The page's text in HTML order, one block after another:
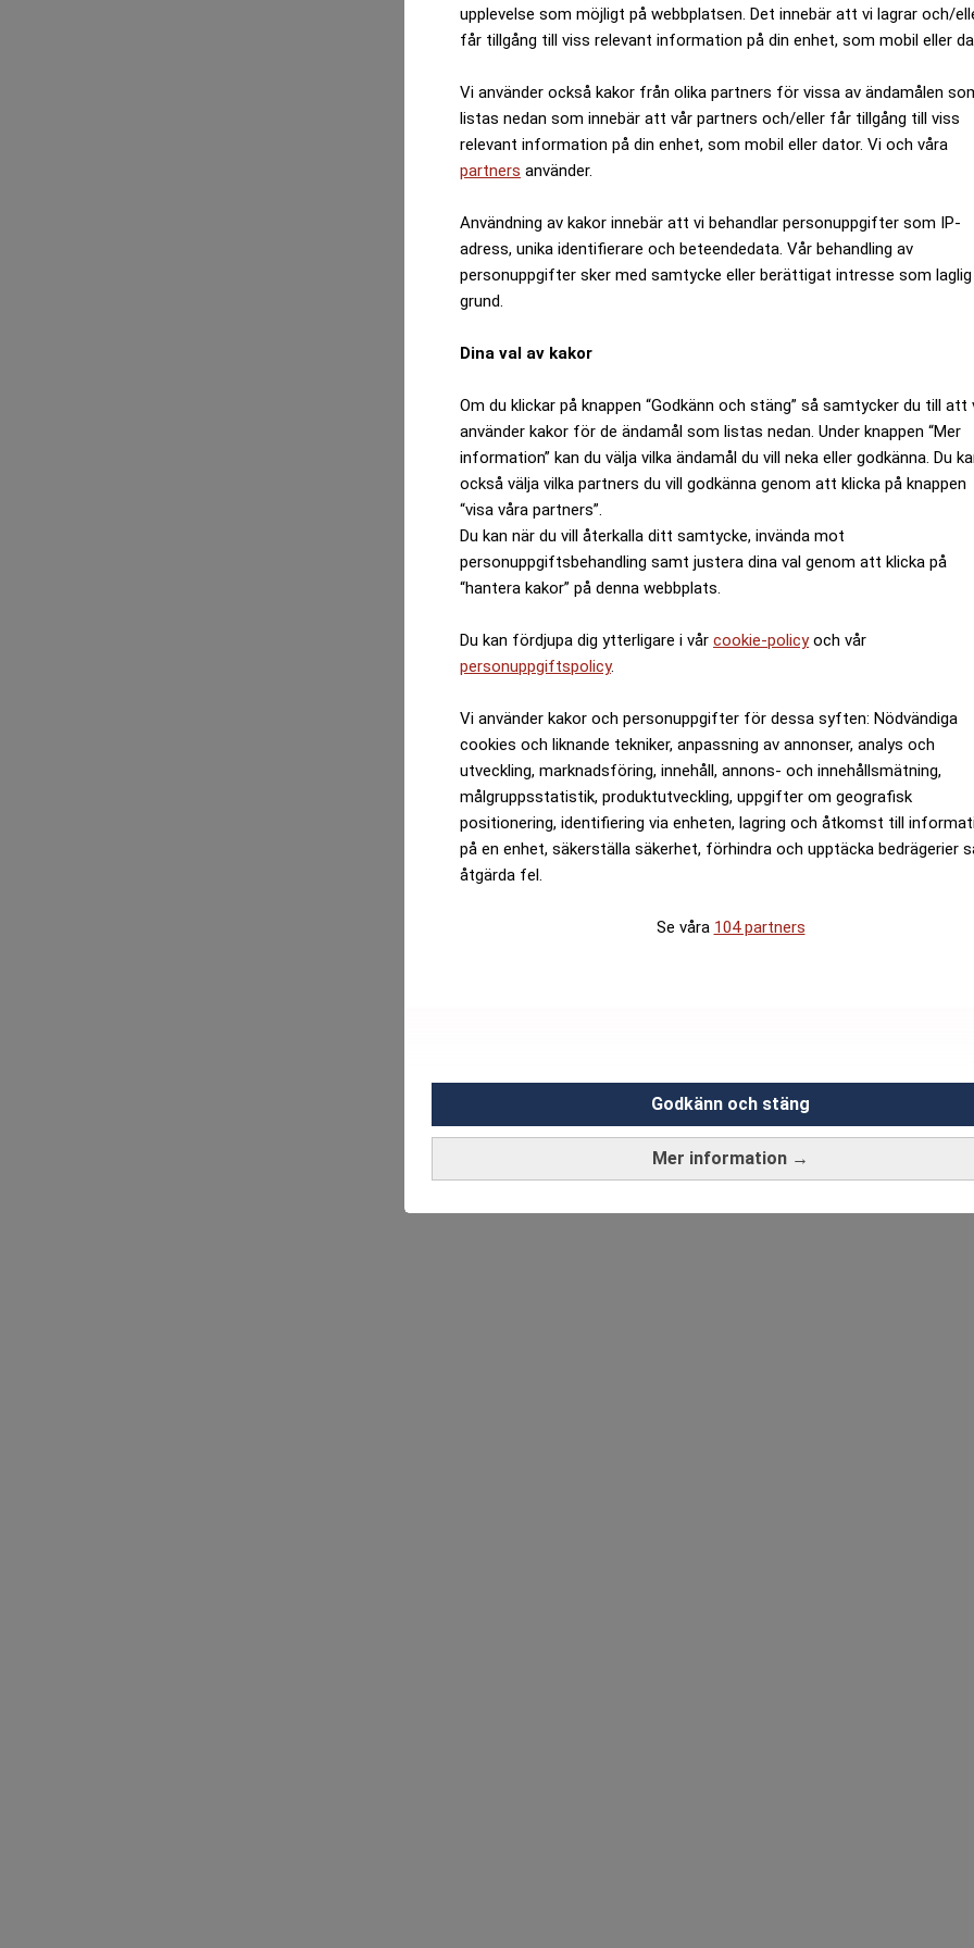
upplevelse som möjligt på webbplatsen. Det innebär att vi lagrar och/
får tillgång till viss relevant information på din enhet, som mobil eller
Vi använder också kakor från olika partners för vissa av ändamålen
listas nedan som innebär att vår partners och/eller får tillgång till viss
relevant information på din enhet, som mobil eller dator. Vi och våra
partners använder.
Användning av kakor innebär att vi behandlar personuppgifter som IP-
adress, unika identifierare och beteendedata. Vår behandling av
personuppgifter sker med samtycke eller berättigat intresse som laglig
grund.
Dina val av kakor
Om du klickar på knappen “Godkänn och stäng” så samtycker du till att
använder kakor för de ändamål som listas nedan. Under knappen “Mer
information” kan du välja vilka ändamål du vill neka eller godkänna. Du
också välja vilka partners du vill godkänna genom att klicka på knappen
“visa våra partners”.
Du kan när du vill återkalla ditt samtycke, invända mot
personuppgiftsbehandling samt justera dina val genom att klicka på
“hantera kakor” på denna webbplats.
Du kan fördjupa dig ytterligare i vår cookie-policyoch vår
personuppgiftspolicy.
Vi använder kakor och personuppgifter för dessa syften: Nödvändiga
cookies och liknande tekniker, anpassning av annonser, analys och
utveckling, marknadsföring, innehåll, annons- och innehållsmätning,
målgruppsstatistik, produktutveckling, uppgifter om geografisk
positionering, identifiering via enheten, lagring och åtkomst till
på en enhet, säkerställa säkerhet, förhindra och upptäcka bedrägerier
åtgärda fel.
Se våra 104 partners
Mer information →
Godkänn och stäng